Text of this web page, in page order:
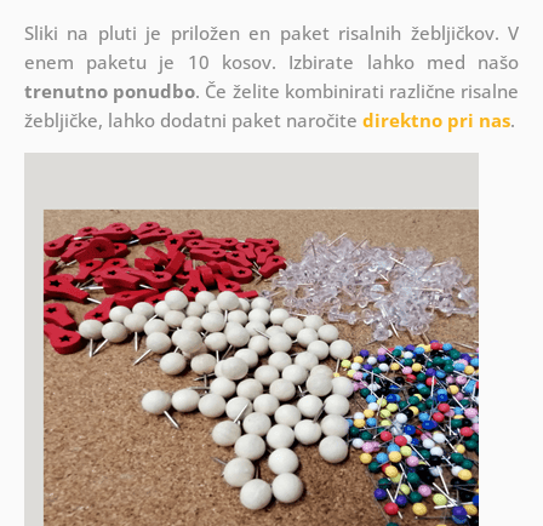
Sliki na pluti je priložen en paket risalnih žebljičkov. V
enem paketu je 10 kosov. Izbirate lahko med našo
trenutno ponudbo. Če želite kombinirati različne risalne
žebljičke, lahko dodatni paket naročite direktno pri nas.